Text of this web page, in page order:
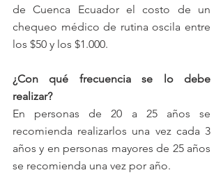
de Cuenca Ecuador el costo de un
chequeo médico de rutina oscila entre
los $50 y los $1.000.
¿Con qué frecuencia se lo debe
realizar?
En personas de 20 a 25 años se
recomienda realizarlos una vez cada 3
años y en personas mayores de 25 años
se recomienda una vez por año.